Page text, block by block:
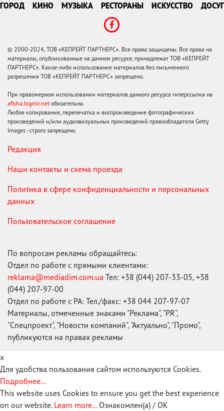
ГОРОД КИНО МУЗЫКА РЕСТОРАНЫ ИСКУССТВО ДОСУГ
© 2000-2024, ТОВ «КЕПРЕЙТ ПАРТНЕРС». Все права защищены. Все права на
материалы, опубликованные на данном ресурсе, принадлежат ТОВ «КЕПРЕЙТ
ПАРТНЕРС». Какое-либо использование материалов без письменного
разрешения ТОВ «КЕПРЕЙТ ПАРТНЕРС» запрещено.
При правомерном использовании материалов данного ресурса гиперссылка на
afisha.bigmir.net обязательна.
Любое копирование, перепечатка и воспроизведение фотографических
произведений и/или аудиовизуальных произведений правообладателя Getty
Images - строго запрещено.
Редакция
Наши контакты и схема проезда
Политика в сфере конфиденциальности и персональных
данных
Пользовательское соглашение
По вопросам рекламы обращайтесь:
Отдел по работе с прямыми клиентами:
reklama@mediadim.com.ua Тел: +38 (044) 207-33-05, +38
(044) 207-97-00
Отдел по работе с РА: Тел./факс: +38 044 207-97-07
Материалы, отмеченные знаками "Реклама", "PR",
"Спецпроект", "Новости компаний", "Актуально", "Промо",
публикуются на правах рекламы
x
Для удобства пользования сайтом используются Cookies.
Подробнее...
This website uses Cookies to ensure you get the best experience
on our website. Learn more... Ознакомлен(а) / OK